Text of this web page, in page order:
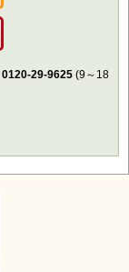
Amazonで購入
楽天で購入
0120-29-9625 (9～18